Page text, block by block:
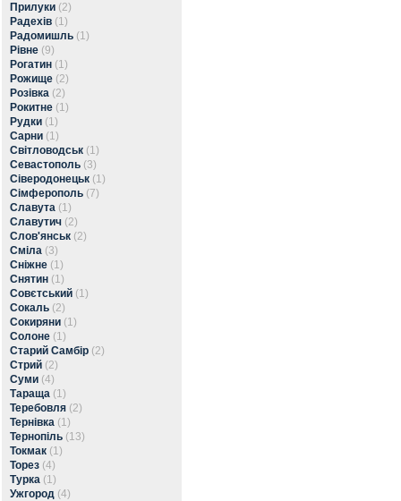
Прилуки (2)
Радехів (1)
Радомишль (1)
Рівне (9)
Рогатин (1)
Рожище (2)
Розівка (2)
Рокитне (1)
Рудки (1)
Сарни (1)
Світловодськ (1)
Севастополь (3)
Сіверодонецьк (1)
Сімферополь (7)
Славута (1)
Славутич (2)
Слов'янськ (2)
Сміла (3)
Сніжне (1)
Снятин (1)
Совєтський (1)
Сокаль (2)
Сокиряни (1)
Солоне (1)
Старий Самбір (2)
Стрий (2)
Суми (4)
Тараща (1)
Теребовля (2)
Тернівка (1)
Тернопіль (13)
Токмак (1)
Торез (4)
Турка (1)
Ужгород (4)